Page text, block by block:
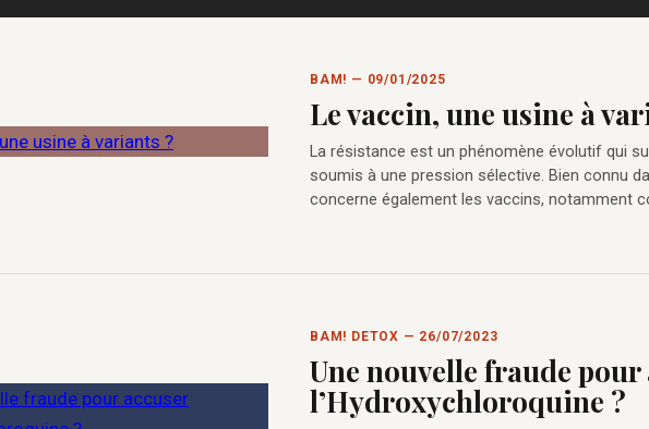
BAM! — 09/01/2025
Le vaccin, une usine à
La résistance est un phénomène évolutif qui
soumis à une pression sélective. Bien connu
concerne également les vaccins, notamment
BAM! DETOX — 26/07/2023
Une nouvelle fraude pour
l’Hydroxychloroquine ?